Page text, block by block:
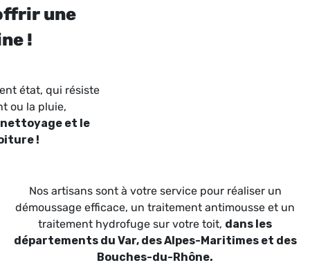
une
!
état, qui résiste
ou la pluie,
nettoyage et le
!
Nos artisans sont à votre service pour réaliser un
démoussage efficace, un traitement antimousse et un
traitement hydrofuge sur votre toit, dans les
départements du Var, des Alpes-Maritimes et des
Bouches-du-Rhône.